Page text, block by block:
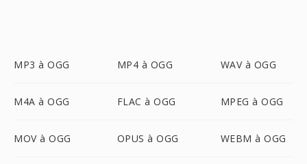
MP3 à OGG MP4 à OGG WAV à OGG
M4A à OGG FLAC à OGG MPEG à OGG
MOV à OGG OPUS à OGG WEBM à OGG